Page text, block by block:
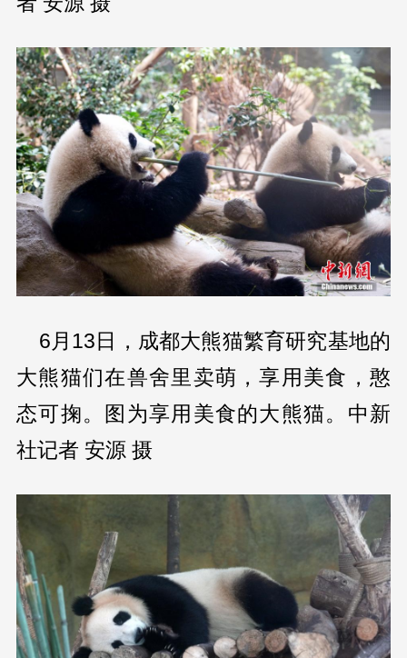
6月13日，成都大熊猫繁育研究基地的
大熊猫们在兽舍里卖萌，享用美食，憨
态可掬。图为享用美食的大熊猫。中新
社记者 安源 摄